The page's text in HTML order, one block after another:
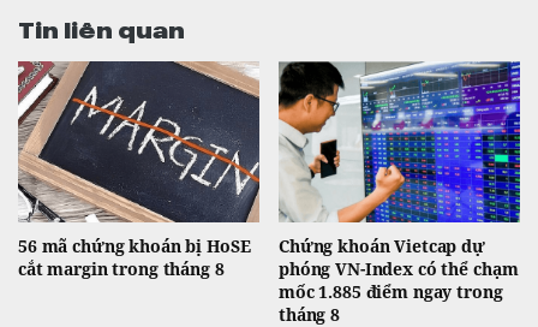
Tin liên quan
56 mã chứng khoán bị HoSE
cắt margin trong tháng 8
Chứng khoán Vietcap dự
phóng VN-Index có thể chạm
mốc 1.885 điểm ngay trong
tháng 8